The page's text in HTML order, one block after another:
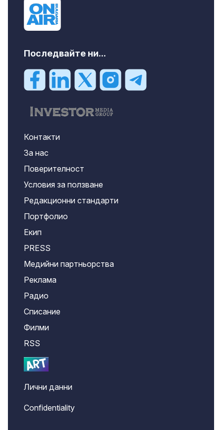
Последвайте ни...
Контакти
За нас
Поверителност
Условия за ползване
Редакционни стандарти
Портфолио
Екип
PRESS
Медийни партньорства
Реклама
Радио
Списание
Филми
RSS
Лични данни
Confidentiality